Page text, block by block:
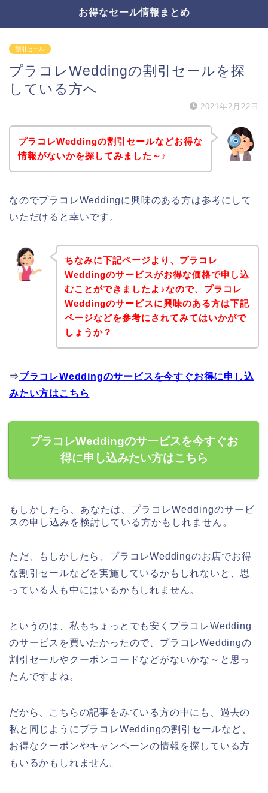
お得なセール情報まとめ
割引セール
プラコレWeddingの割引セールを探
している方へ
2021年2月22日
プラコレWeddingの割引セールなどお得な
情報がないかを探してみました～♪
なのでプラコレWeddingに興味のある方は参考にして
いただけると幸いです。
ちなみに下記ページより、プラコレ
Weddingのサービスがお得な価格で申し込
むことができましたよ♪なので、プラコレ
Weddingのサービスに興味のある方は下記
ページなどを参考にされてみてはいかがで
しょうか？
⇒プラコレWeddingのサービスを今すぐお得に申し込
みたい方はこちら
プラコレWeddingのサービスを今すぐお
得に申し込みたい方はこちら
もしかしたら、あなたは、プラコレWeddingのサービ
スの申し込みを検討している方かもしれません。
ただ、もしかしたら、プラコレWeddingのお店でお得
な割引セールなどを実施しているかもしれないと、思
っている人も中にはいるかもしれません。
というのは、私もちょっとでも安くプラコレWedding
のサービスを買いたかったので、プラコレWeddingの
割引セールやクーポンコードなどがないかな～と思っ
たんですよね。
だから、こちらの記事をみている方の中にも、過去の
私と同じようにプラコレWeddingの割引セールなど、
お得なクーポンやキャンペーンの情報を探している方
もいるかもしれません。